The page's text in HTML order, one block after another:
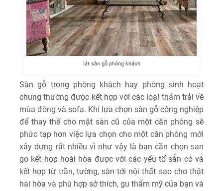
lát sàn gỗ phòng khách
Sàn gỗ trong phòng khách hay phòng sinh hoạt
chung thường được kết hợp với các loại thảm trải về
mùa đông và sofa. Khi lựa chọn sàn gỗ công nghiệp
để thay thế cho mặt sàn cũ của một căn phòng sẽ
phức tạp hơn việc lựa chọn cho một căn phòng mới
xây dựng rất nhiều vì như vậy là bạn cần chọn san
go kết hợp hoài hòa được với các yếu tố sẵn có và
kết hợp từ trần, tường, sàn tới nội thất sao cho thật
hài hòa và phù hợp sở thích, gu thẩm mỹ của bạn và